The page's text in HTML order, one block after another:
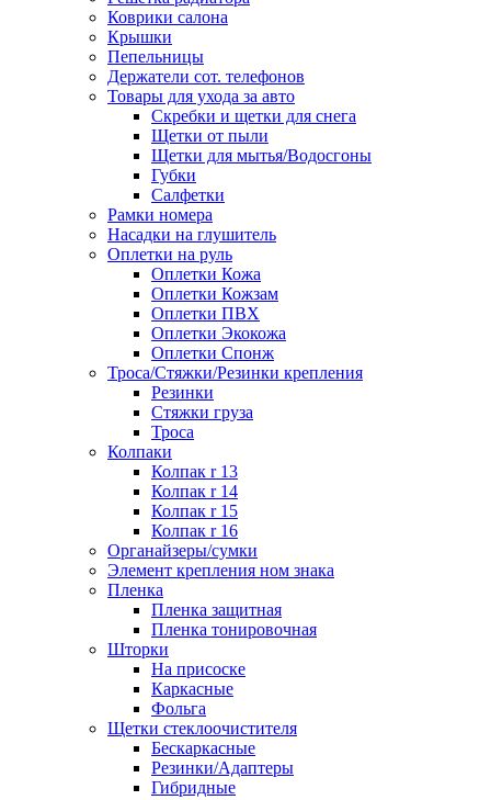
Коврики салона
Крышки
Пепельницы
Держатели сот. телефонов
Товары для ухода за авто
Скребки и щетки для снега
Щетки от пыли
Щетки для мытья/Водосгоны
Губки
Салфетки
Рамки номера
Насадки на глушитель
Оплетки на руль
Оплетки Кожа
Оплетки Кожзам
Оплетки ПВХ
Оплетки Экокожа
Оплетки Спонж
Троса/Стяжки/Резинки крепления
Резинки
Стяжки груза
Троса
Колпаки
Колпак r 13
Колпак r 14
Колпак r 15
Колпак r 16
Органайзеры/сумки
Элемент крепления ном знака
Пленка
Пленка защитная
Пленка тонировочная
Шторки
На присоске
Каркасные
Фольга
Щетки стеклоочистителя
Бескаркасные
Резинки/Адаптеры
Гибридные